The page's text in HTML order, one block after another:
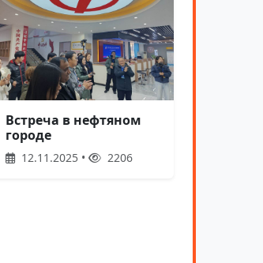
Встреча в нефтяном
городе
12.11.2025 • 2206